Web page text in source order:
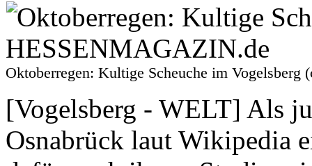
Oktoberregen: Kultige Scheuche im
[Vogelsberg - WELT] Als
Osnabrück laut Wikipedia